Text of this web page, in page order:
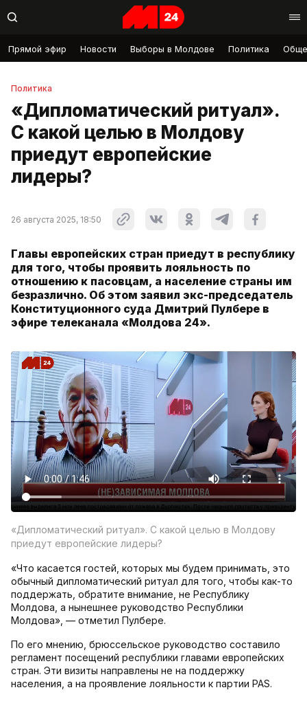
Прямой эфир Новости Выборы в Молдове Политика
Политика
«Дипломатический ритуал».
С какой целью в Молдову
приедут европейские
лидеры?
26 августа 2025, 18:50
Главы европейских стран приедут в республику
для того, чтобы проявить лояльность по
отношению к пасовцам, а население страны им
безразлично. Об этом заявил экс-председатель
Конституционного суда Дмитрий Пулбере в
эфире телеканала «Молдова 24».
«Дипломатический ритуал». С какой целью в Молдову
приедут европейские лидеры?
«Что касается гостей, которых мы будем принимать, это
обычный дипломатический ритуал для того, чтобы как-то
поддержать, обратите внимание, не Республику
Молдова, а нынешнее руководство Республики
Молдова», — отметил Пулбере.
По его мнению, брюссельское руководство составило
регламент посещений республики главами европейских
стран. Эти визиты направлены не на поддержку
населения, а на проявление лояльности к партии PAS.